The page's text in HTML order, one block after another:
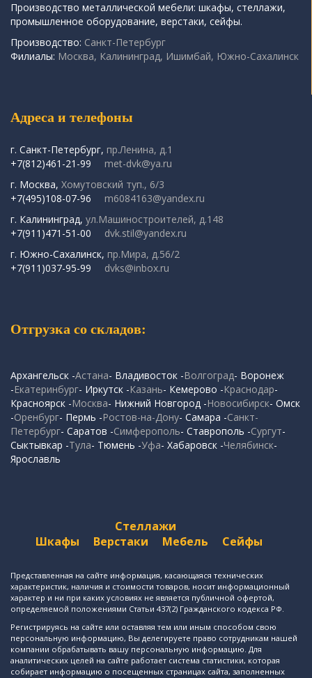
Производство металлической мебели: шкафы, стеллажи,
промышленное оборудование, верстаки, сейфы.
Производство: Санкт-Петербург
Филиалы: Москва, Калининград, Ишимбай, Южно-Сахалинск
Адреса и телефоны
г. Санкт-Петербург, пр.Ленина, д.1
+7(812)461-21-99
met-dvk@ya.ru
г. Москва, Хомутовский туп., 6/3
+7(495)108-07-96
m6084163@yandex.ru
г. Калининград, ул.Машиностроителей, д.148
+7(911)471-51-00
dvk.stil@yandex.ru
г. Южно-Сахалинск, пр.Мира, д.56/2
+7(911)037-95-99
dvks@inbox.ru
Отгрузка со складов:
Архангельск -Астана- Владивосток -Волгоград- Воронеж
-Екатеринбург- Иркутск -Казань- Кемерово -Краснодар-
Красноярск -Москва- Нижний Новгород -Новосибирск- Омск
-Оренбург- Пермь -Ростов-на-Дону- Самара -Санкт-
Петербург- Саратов -Симферополь- Ставрополь -Сургут-
Сыктывкар -Тула- Тюмень -Уфа- Хабаровск -Челябинск-
Ярославль
Стеллажи
Шкафы
Верстаки Мебель Сейфы
Представленная на сайте информация, касающаяся технических
характеристик, наличия и стоимости товаров, носит информационный
характер и ни при каких условиях не является публичной офертой,
определяемой положениями Статьи 437(2) Гражданского кодекса РФ.
Регистрируясь на сайте или оставляя тем или иным способом свою
персональную информацию, Вы делегируете право сотрудникам нашей
компании обрабатывать вашу персональную информацию. Для
аналитических целей на сайте работает система статистики, которая
собирает информацию о посещенных страницах сайта, заполненных